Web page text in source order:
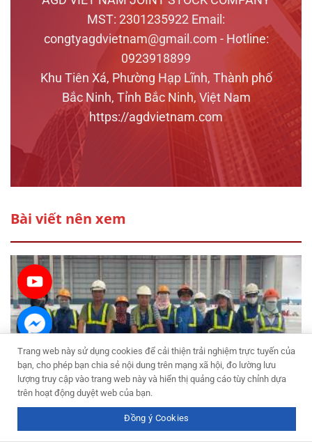
MST: 2301235922 Email:
congtyagdvietnam@gmail.com - Hotline:
0923918899
Khu Tiên Xá, Phường Hạp Lĩnh, Thành phố
Bắc Ninh, Tỉnh Bắc Ninh, Việt Nam
https://agdvietnam.com
Bài viết nên xem
Quy trình vệ sinh công nghiệp đầy đủ nhất
0923.91.88.99
Trang web này sử dụng cookies để cải thiện trải nghiệm trực tuyến của
bạn, cho phép bạn chia sẻ nội dung trên mạng xã hội, đo lường lưu
lượng truy cập vào trang web này và hiển thị quảng cáo tùy chỉnh dựa
trên hoạt động duyệt web của bạn.
Đồng ý Cookies